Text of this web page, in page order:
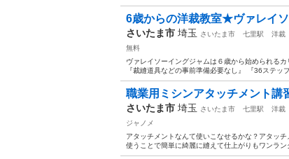
6歳からの洋裁教室★ヴァレイ
さいたま市 埼玉 さいたま市 七里駅
洋裁
無料
ヴァレイソーイングジャムは６歳から始められる
『裁縫道具などの事前準備必要なし』 『36ステッ
職業用ミシンアタッチメント講
さいたま市 埼玉 さいたま市 七里駅
洋裁
ジャノメ
アタッチメントなんて使いこなせるかな？アタッ
使うことで簡単に綺麗に縫えて仕上がりもワンラ